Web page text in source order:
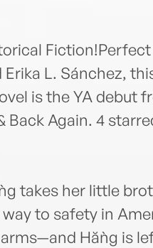
L. Sánchez,
is the YA debut
Again. 4
takes her little
to safety in
Hằng is